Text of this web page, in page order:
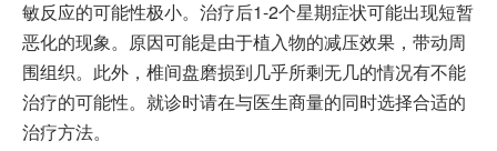
敏反应的可能性极小。治疗后1-2个星期症状可能出现短暂
恶化的现象。原因可能是由于植入物的减压效果，带动周
围组织。此外，椎间盘磨损到几乎所剩无几的情况有不能
治疗的可能性。就诊时请在与医生商量的同时选择合适的
治疗方法。